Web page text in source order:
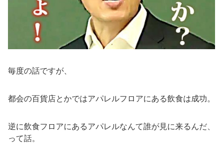
毎度の話ですが、
都会の百貨店とかではアパレルフロアにある飲食は成功。
逆に飲食フロアにあるアパレルなんて誰が見に来るんだ、
って話。